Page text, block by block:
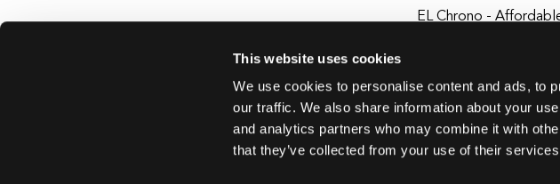
This website uses cookies
We use cookies to personalise content and ads, to
our traffic. We also share information about your
and analytics partners who may combine it with
that they’ve collected from your use of their
EL Chrono -